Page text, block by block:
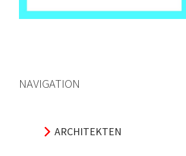
NAVIGATION
ARCHITEKTEN